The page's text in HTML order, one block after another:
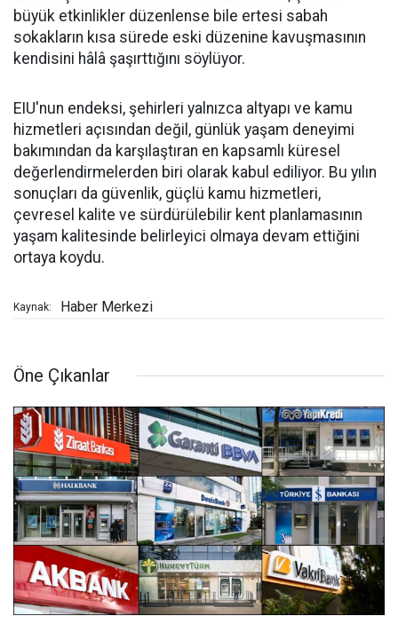
büyük etkinlikler düzenlense bile ertesi sabah
sokakların kısa sürede eski düzenine kavuşmasının
kendisini hâlâ şaşırttığını söylüyor.
EIU'nun endeksi, şehirleri yalnızca altyapı ve kamu
hizmetleri açısından değil, günlük yaşam deneyimi
bakımından da karşılaştıran en kapsamlı küresel
değerlendirmelerden biri olarak kabul ediliyor. Bu yılın
sonuçları da güvenlik, güçlü kamu hizmetleri,
çevresel kalite ve sürdürülebilir kent planlamasının
yaşam kalitesinde belirleyici olmaya devam ettiğini
ortaya koydu.
Kaynak: Haber Merkezi
Öne Çıkanlar